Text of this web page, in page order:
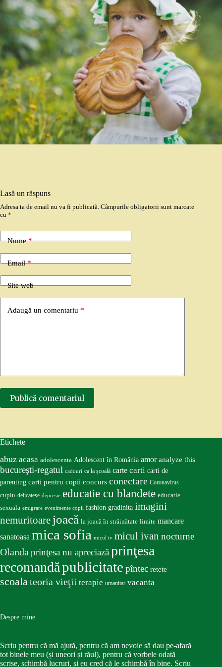
Lasă un răspuns
Adresa ta de email nu va fi publicată. Câmpurile obligatorii sunt marcate
cu *
Nume*
Email*
Site web
Adaugă un comentariu *
Publică comentariul
Etichete
abuz acasa adolescenta Adolescent în România amor analyze this
bucureşti-regatul cadouri ca la școală carte carti carti de
parenting carti pentru copii concurs conectare Coronavirus
cuplu delicatese depresie educatie cu blandete educatie
sexuala emigrare evenimente copii fashion gradinita imagini
nemuritoare joacă la joacă în străinătate limite mancare
sanatoasa mica sofia micul iv micul ivan nocturne
Olandaprinţesa nu apreciazăprinţesa
recomandăpublicitate pîntec retete
scoalateoria vieţii terapie umanitar vacanta
Despre mine
Scriu pentru că mă ajută, pentru că am nevoie să dau pe-afară
tot binele meu (și uneori și răul), pentru că vorbele odată
scrise, schimbă lucruri, și eu cred că le schimbă în bine. Scriu